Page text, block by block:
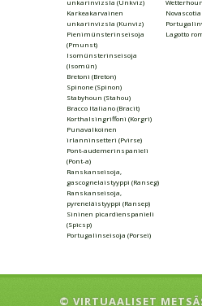
Karkeakarvainen
unkarinvizsla (Kunviz)
Pienimünsterinseisoja
(Pmunst)
Isomünsterinseisoja
(Isomün)
Bretoni (Breton)
Spinone (Spinon)
Stabyhoun (Stahou)
Bracco Italiano (Bracit)
Korthalsingriffoni (Korgri)
Punavalkoinen
irlanninsetteri (Pvirse)
Pont-audemerinspanieli
(Pont-a)
Ranskanseisoja,
gascognelaistyyppi (Ranseg)
Ranskanseisoja,
pyreneläistyyppi (Ransep)
Sininen picardienspanieli
(Spicsp)
Portugalinseisoja (Porsei)
Lagotto
© VIRTUAALISET